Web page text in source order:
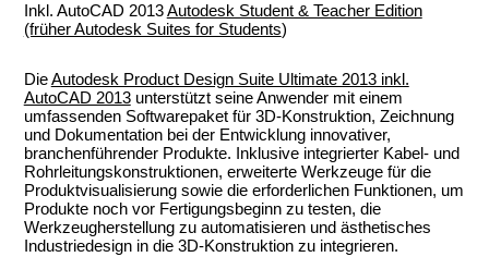
Inkl. AutoCAD 2013Autodesk Student & Teacher Edition
(früher Autodesk Suites for Students)
DieAutodesk Product Design Suite Ultimate 2013 inkl.
AutoCAD 2013unterstützt seine Anwender mit einem
umfassenden Softwarepaket für 3D-Konstruktion, Zeichnung
und Dokumentation bei der Entwicklung innovativer,
branchenführender Produkte. Inklusive integrierter Kabel- und
Rohrleitungskonstruktionen, erweiterte Werkzeuge für die
Produktvisualisierung sowie die erforderlichen Funktionen, um
Produkte noch vor Fertigungsbeginn zu testen, die
Werkzeugherstellung zu automatisieren und ästhetisches
Industriedesign in die 3D-Konstruktion zu integrieren.